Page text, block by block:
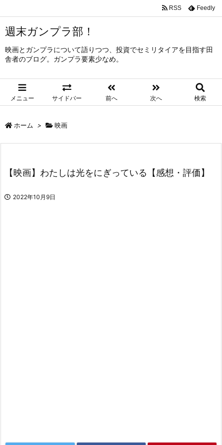
週末ガンプラ部！
映画とガンプラについて語りつつ、投資でセミリタイアを目指す田
舎者のブログ。ガンプラ要素少なめ。
メニュー サイドバー 前へ 次へ 検索
RSS Feedly
ホーム > 映画
【映画】わたしは光をにぎっている【感想・評価】
2022年10月9日